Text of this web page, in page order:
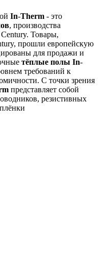
In-Therm - это
, производства
Century. Товары,
прошли европейскую
для продажи и
тёплые полы In-
требований к
С точки зрения
представляет собой
резистивных